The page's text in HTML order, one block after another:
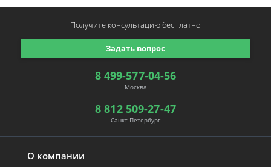
О компании
8 499-577-04-56
Москва
8 812 509-27-47
Санкт-Петербург
Задать вопрос
Получите консультациюбесплатно